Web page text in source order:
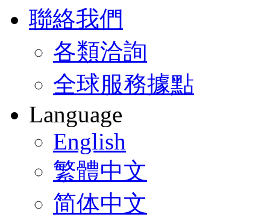
聯絡我們
各類洽詢
全球服務據點
Language
English
繁體中文
简体中文